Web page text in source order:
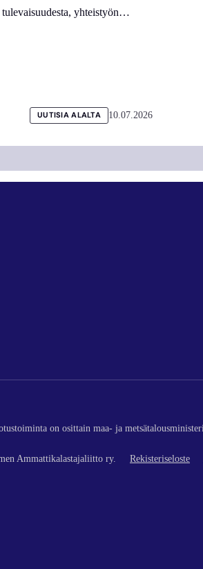
tulevaisuudesta, yhteistyön…
UUTISIA ALALTA 10.07.2026
on osittain maa- ja
Ammattikalastajaliitto ry. Rekisteriseloste